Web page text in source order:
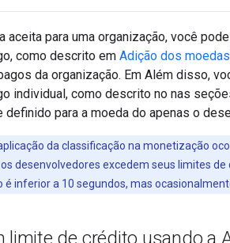
aceita para uma organização, você
como descrito em Adição dos moedas
da organização. Em Além disso,
individual, como descrito no nas
para a moeda do apenas o
da classificação na monetização
desenvolvedores excedem seus limites de
inferior a 10 segundos, mas
limite de crédito usando a